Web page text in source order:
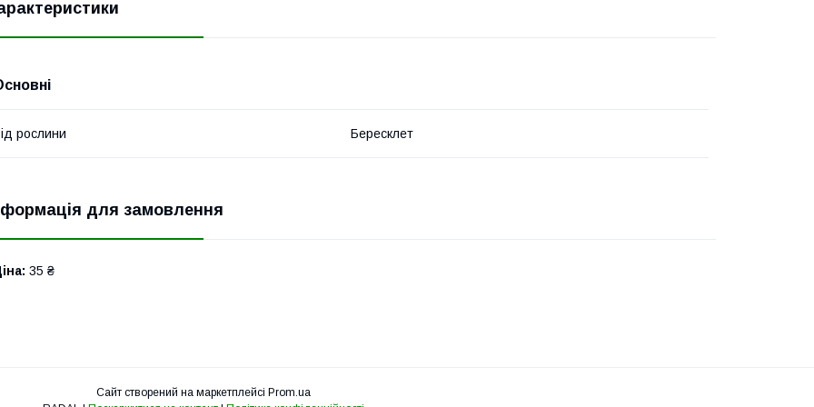
рослини Бересклет
для замовлення
35 ₴
Сайт створений на маркетплейсі Prom.ua